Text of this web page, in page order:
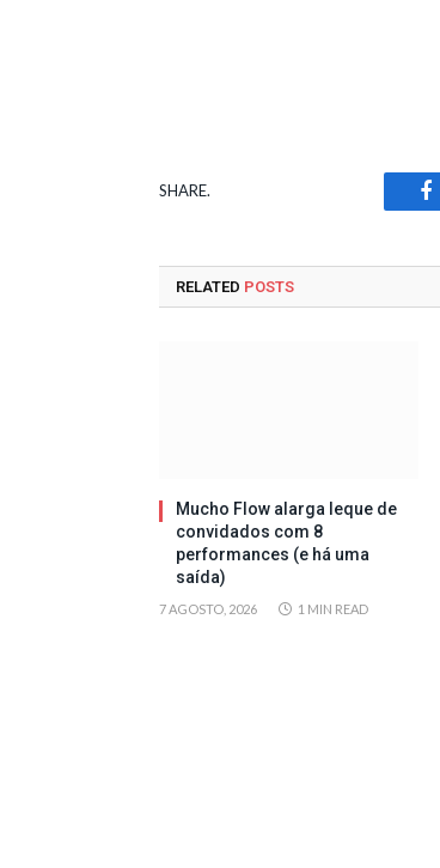
SHARE.
RELATED POSTS
Mucho Flow alarga leque de
convidados com 8
performances (e há uma
saída)
7 AGOSTO, 2026 1 MIN READ